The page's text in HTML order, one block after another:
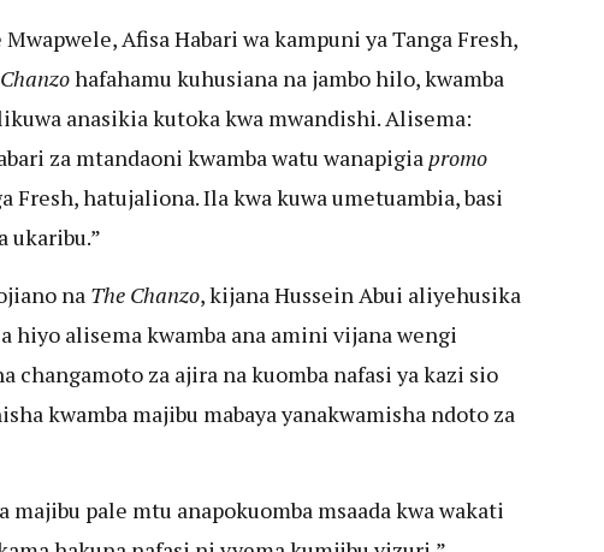
Afisa Habari wa kampuni ya Tanga Fresh,
hafahamu kuhusiana na jambo hilo, kwamba
anasikia kutoka kwa mwandishi. Alisema:
za mtandaoni kwamba watu wanapigia promo
Fresh, hatujaliona. Ila kwa kuwa umetuambia, basi
na The Chanzo, kijana Hussein Abui aliyehusika
hiyo alisema kwamba ana amini vijana wengi
changamoto za ajira na kuomba nafasi ya kazi sio
kwamba majibu mabaya yanakwamisha ndoto za
majibu pale mtu anapokuomba msaada kwa wakati